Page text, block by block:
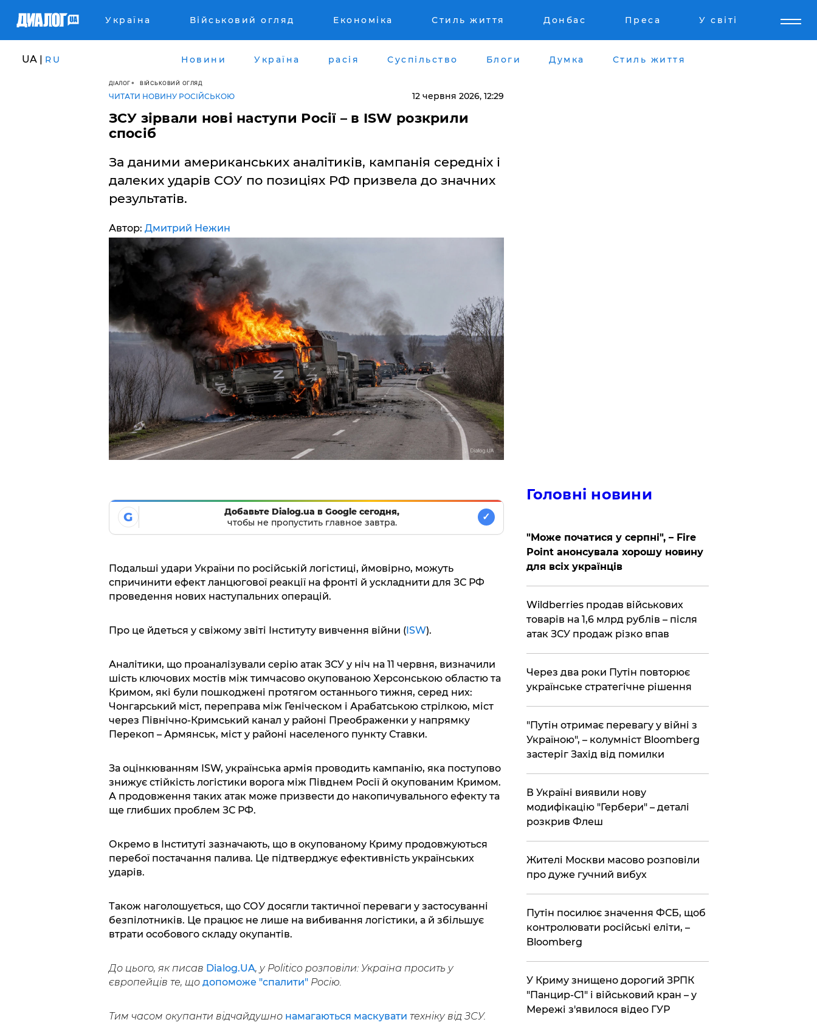
Україна Військовий огляд Економіка Стиль життя Донбас Преса У світі
UA | RU Новини Україна расія Суспільство Блоги Думка Стиль життя
ДІАЛОГ ВІЙСЬКОВИЙ ОГЛЯД
ЧИТАТИ НОВИНУ РОСІЙСЬКОЮ 12 червня 2026, 12:29
ЗСУ зірвали нові наступи Росії – в ISW розкрили
спосіб
За даними американських аналітиків, кампанія середніх і
далеких ударів СОУ по позиціях РФ призвела до значних
результатів.
Автор: Дмитрий Нежин
G
Добавьте Dialog.ua в Google сегодня,
чтобы не пропустить главное завтра.
✓
Подальші удари України по російській логістиці, ймовірно, можуть
спричинити ефект ланцюгової реакції на фронті й ускладнити для ЗС РФ
проведення нових наступальних операцій.
Про це йдеться у свіжому звіті Інституту вивчення війни (ISW).
Аналітики, що проаналізували серію атак ЗСУ у ніч на 11 червня, визначили
шість ключових мостів між тимчасово окупованою Херсонською областю та
Кримом, які були пошкоджені протягом останнього тижня, серед них:
Чонгарський міст, переправа між Геніческом і Арабатською стрілкою, міст
через Північно-Кримський канал у районі Преображенки у напрямку
Перекоп – Армянськ, міст у районі населеного пункту Ставки.
За оцінкюванням ISW, українська армія проводить кампанію, яка поступово
знижує стійкість логістики ворога між Півднем Росії й окупованим Кримом.
А продовження таких атак може призвести до накопичувального ефекту та
ще глибших проблем ЗС РФ.
Окремо в Інституті зазначають, що в окупованому Криму продовжуються
перебої постачання палива. Це підтверджує ефективність українських
ударів.
Також наголошується, що СОУ досягли тактичної переваги у застосуванні
безпілотників. Це працює не лише на вибивання логістики, а й збільшує
втрати особового складу окупантів.
До цього, як писав Dialog.UA, у Politico розповіли: Україна просить у
європейців те, що допоможе "спалити"Росію.
Тим часом окупанти відчайдушнонамагаються маскувати техніку від ЗСУ.
Головні новини
"Може початися у серпні", – Fire
Point анонсувала хорошу новину
для всіх українців
Wildberries продав військових
товарів на 1,6 млрд рублів – після
атак ЗСУ продаж різко впав
Через два роки Путін повторює
українське стратегічне рішення
"Путін отримає перевагу у війні з
Україною", – колумніст Bloomberg
застеріг Захід від помилки
В Україні виявили нову
модифікацію "Гербери" – деталі
розкрив Флеш
Жителі Москви масово розповіли
про дуже гучний вибух
Путін посилює значення ФСБ, щоб
контролювати російські еліти, –
Bloomberg
У Криму знищено дорогий ЗРПК
"Панцир-С1" і військовий кран – у
Мережі з'явилося відео ГУР